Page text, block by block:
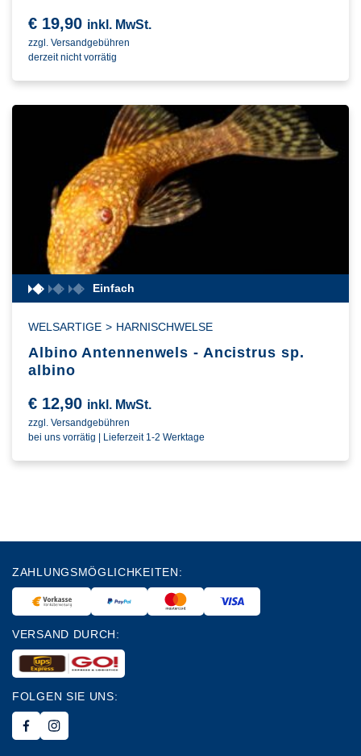
€ 19,90 inkl. MwSt.
zzgl. Versandgebühren
derzeit nicht vorrätig
Einfach
WELSARTIGE > HARNISCHWELSE
Albino Antennenwels - Ancistrus sp.
albino
€ 12,90 inkl. MwSt.
zzgl. Versandgebühren
bei uns vorrätig | Lieferzeit 1-2 Werktage
ZAHLUNGSMÖGLICHKEITEN:
VERSAND DURCH:
FOLGEN SIE UNS: